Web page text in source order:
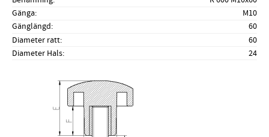
Gänga
M10
Gänglängd
60
Diameter ratt
60
Diameter Hals
24